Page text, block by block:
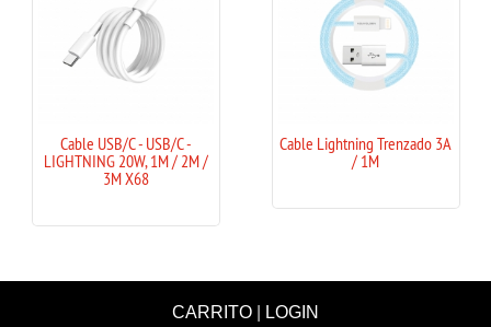
Cable USB/C - USB/C -
LIGHTNING 20W, 1M / 2M /
3M X68
Cable Lightning Trenzado 3A
/ 1M
CARRITO LOGIN